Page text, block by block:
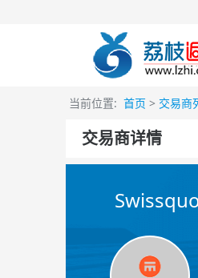
当前位置: 首页 > 交易商
交易商详情